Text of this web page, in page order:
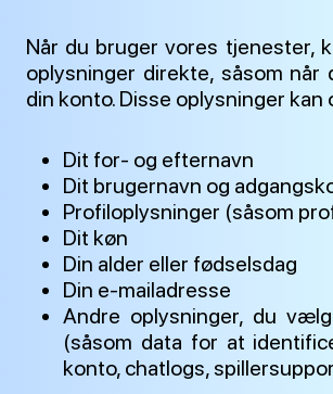
Når du bruger vores tjenester,
oplysninger direkte, såsom når
din konto. Disse oplysninger kan
Dit for- og efternavn
Dit brugernavn og
Profiloplysninger (såsom
Dit køn
Din alder eller fødselsdag
Din e-mailadresse
Andre oplysninger, du
(såsom data for at
konto, chatlogs,